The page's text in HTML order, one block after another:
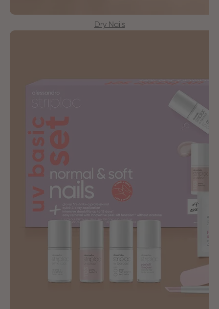
Dry Nails